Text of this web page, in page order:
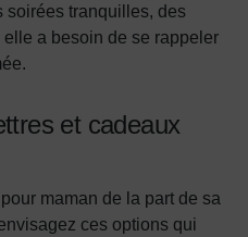
soirées tranquilles, des
a besoin de se rappeler
et cadeaux
maman de la part de sa
ces options qui